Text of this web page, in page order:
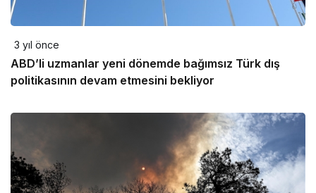
3 yıl önce
ABD’li uzmanlar yeni dönemde bağımsız Türk dış
politikasının devam etmesini bekliyor